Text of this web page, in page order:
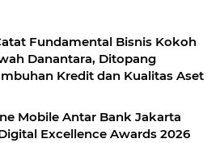
Fundamental Bisnis Kokoh
Danantara, Ditopang
Kredit dan Kualitas Aset
Mobile Antar Bank Jakarta
Excellence Awards 2026